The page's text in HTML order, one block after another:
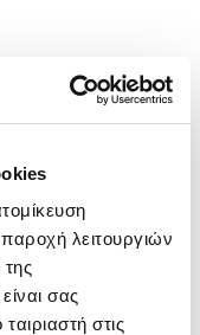
λειτουργιών
σας
στις